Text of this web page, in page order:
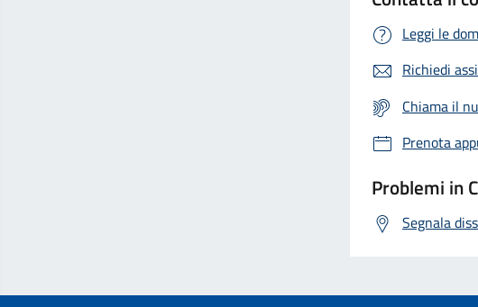
Leggi le
Richiedi
Chiama il
Prenota
Problemi in
Segnala